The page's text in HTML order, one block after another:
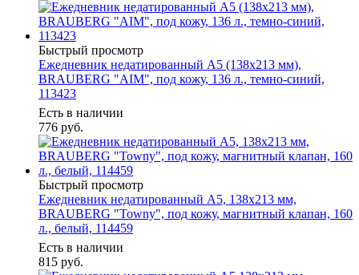
Быстрый просмотр
Ежедневник недатированный А5 (138х213 мм),
BRAUBERG "AIM", под кожу, 136 л., темно-синий,
113423
Есть в наличии
776 руб.
Быстрый просмотр
Ежедневник недатированный А5, 138х213 мм,
BRAUBERG "Towny", под кожу, магнитный клапан, 160
л., белый, 114459
Есть в наличии
815 руб.